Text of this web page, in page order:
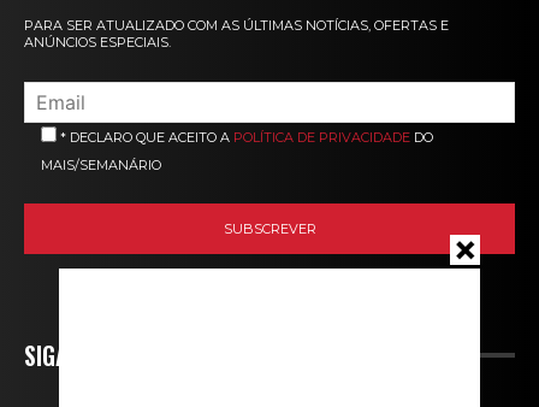
PARA SER ATUALIZADO COM AS ÚLTIMAS NOTÍCIAS, OFERTAS E
ANÚNCIOS ESPECIAIS.
* DECLARO QUE ACEITO A POLÍTICA DE PRIVACIDADE DO
MAIS/SEMANÁRIO
SIGA-NOS